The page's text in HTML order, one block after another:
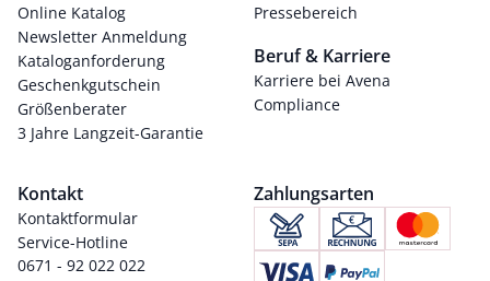
Online Katalog
Newsletter Anmeldung
Kataloganforderung
Geschenkgutschein
Größenberater
3 Jahre Langzeit-Garantie
Pressebereich
Beruf & Karriere
Karriere bei Avena
Compliance
Kontakt
Kontaktformular
Service-Hotline
0671 - 92 022 022
Zahlungsarten